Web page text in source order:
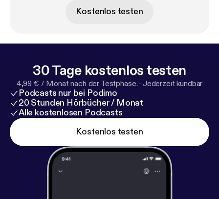
Kostenlos testen
30 Tage kostenlos testen
4,99 € / Monat nach der Testphase. · Jederzeit kündbar
Podcasts nur bei Podimo
20 Stunden Hörbücher / Monat
Alle kostenlosen Podcasts
Kostenlos testen